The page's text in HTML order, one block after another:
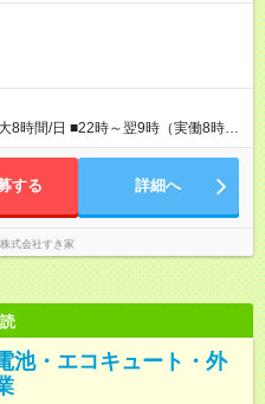
8時間/日 ■22時～翌9時（実働8時
です。店舗により、時間が前後す
各店舗のサポートのために本社に
する 詳細へ
株式会社すき家
池・エコキュート・外